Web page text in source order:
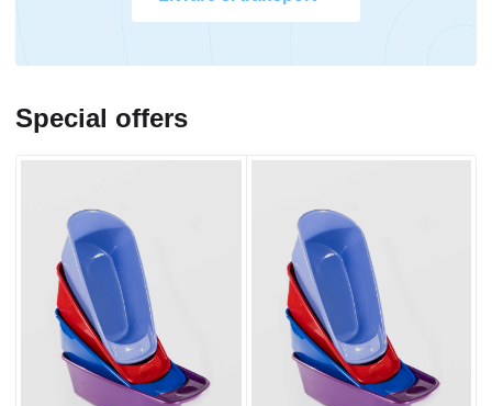
Special offers